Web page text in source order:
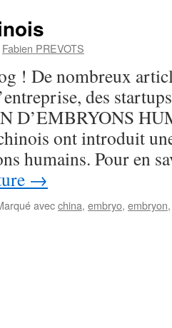
Fabien PREVOTS
! De nombreux
des
D’EMBRYONS
ont introduit
humains. Pour en
→
avecchina, embryo, embryon